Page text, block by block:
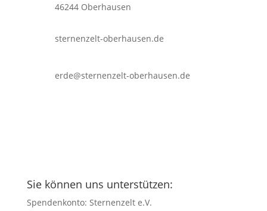
46244 Oberhausen
sternenzelt-oberhausen.de
erde@sternenzelt-oberhausen.de
Sie können uns unterstützen:
Spendenkonto: Sternenzelt e.V.